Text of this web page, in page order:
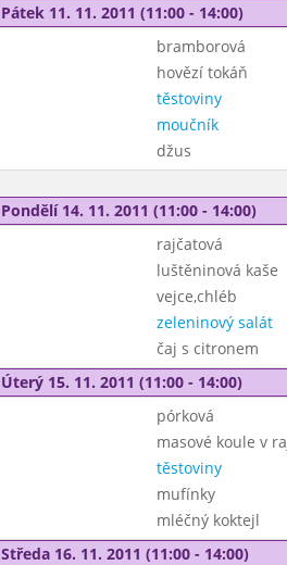
Pátek 11. 11. 2011 (11:00 - 14:00)
bramborová
hovězí tokáň
těstoviny
moučník
džus
Pondělí 14. 11. 2011 (11:00 - 14:00)
rajčatová
luštěninová kaše
vejce,chléb
zeleninový salát
čaj s citronem
Úterý 15. 11. 2011 (11:00 - 14:00)
pórková
masové koule v
těstoviny
mufínky
mléčný koktejl
Středa 16. 11. 2011 (11:00 - 14:00)